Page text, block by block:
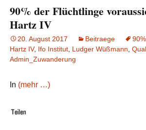
90% der Flüchtlinge
Hartz IV
20. August 2017 Beitraege 90%
Hartz IV, Ifo Institut Ludger Wüßmann
Admin_Zuwanderung
In (mehr …)